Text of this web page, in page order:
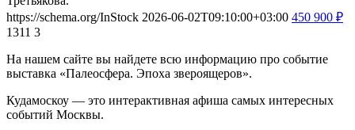
https://schema.org/InStock 2026-06-02T09:10:00+03:00 450 900 ₽
1311 3
На нашем сайте вы найдете всю информацию про событие
выставка «Палеосфера. Эпоха звероящеров».
Кудамоскоу — это интерактивная афиша самых интересных
событий Москвы.